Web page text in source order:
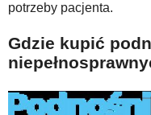
potrzeby pacjenta.
Gdzie kupić